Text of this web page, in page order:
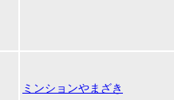
ミンションやまざき